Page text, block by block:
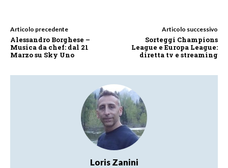
Articolo precedente
Alessandro Borghese –
Musica da chef: dal 21
Marzo su Sky Uno
Articolo successivo
Sorteggi Champions
League e Europa League:
diretta tv e streaming
Loris Zanini